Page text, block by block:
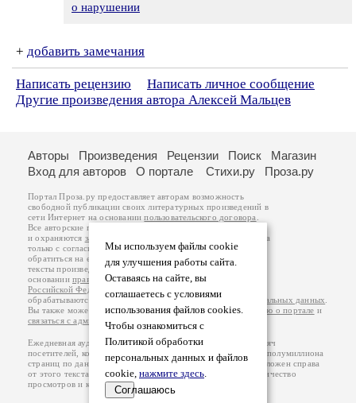
о нарушении
+ добавить замечания
Написать рецензию
Написать личное сообщение
Другие произведения автора Алексей Мальцев
Мы используем файлы cookie
для улучшения работы сайта.
Оставаясь на сайте, вы
соглашаетесь с условиями
использования файлов cookies.
Чтобы ознакомиться с
Политикой обработки
персональных данных и файлов
cookie, нажмите здесь.
Соглашаюсь
Авторы Произведения Рецензии Поиск
Магазин
Вход для авторов
О портале Стихи.ру Проза.ру
Портал Проза.ру предоставляет авторам возможность
свободной публикации своих литературных произведений в
сети Интернет на основаниипользовательского договора
Все авторские права на произведения принадлежат авторам
и охраняются законом
. Перепечатка произведений возможна
только с согласия его автора, к которому вы можете
обратиться на его авторской странице. Ответственность за
тексты произведений авторы несут самостоятельно на
основанииправил публикацииизаконодательства
Российской Федерации
обрабатываются на основанииПолитики обработки персональных данных
Вы также можете посмотреть более подробнуюинформацию о портале и
связаться с администрацией
Ежедневная аудитория портала Проза.ру – порядка 100 тысяч
посетителей, которые в общей сумме просматривают более полумиллиона
страниц по данным счетчика посещаемости, который расположен справа
от этого текста. В каждой графе указано по две цифры: количество
просмотров и количество посетителей.